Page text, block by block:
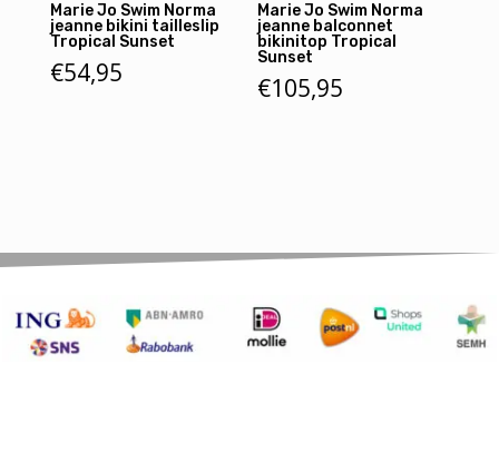
Marie Jo Swim Norma
jeanne bikini tailleslip
Tropical Sunset
€54,95
Marie Jo Swim Norma
jeanne balconnet
bikinitop Tropical
Sunset
€105,95